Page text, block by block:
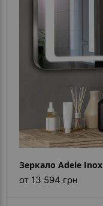
Зеркало Adele Inox
от 13 594 грн